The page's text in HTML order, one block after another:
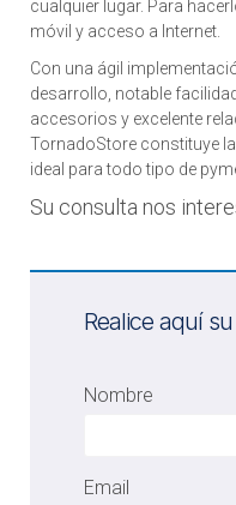
cualquier lugar. Para
móvil y acceso a Internet.
Con una ágil
desarrollo, notable
accesorios y excelente
TornadoStore constituye
ideal para todo tipo de
Su consulta nos
Realice aquí
Nombre
Email